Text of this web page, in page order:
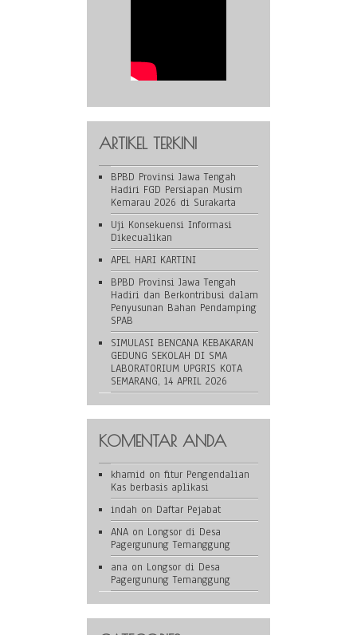
ARTIKEL TERKINI
BPBD Provinsi Jawa Tengah
Hadiri FGD Persiapan Musim
Kemarau 2026 di Surakarta
Uji Konsekuensi Informasi
Dikecualikan
APEL HARI KARTINI
BPBD Provinsi Jawa Tengah
Hadiri dan Berkontribusi dalam
Penyusunan Bahan Pendamping
SPAB
SIMULASI BENCANA KEBAKARAN
GEDUNG SEKOLAH DI SMA
LABORATORIUM UPGRIS KOTA
SEMARANG, 14 APRIL 2026
KOMENTAR ANDA
khamid on fitur Pengendalian
Kas berbasis aplikasi
indah on Daftar Pejabat
ANA on Longsor di Desa
Pagergunung Temanggung
ana on Longsor di Desa
Pagergunung Temanggung